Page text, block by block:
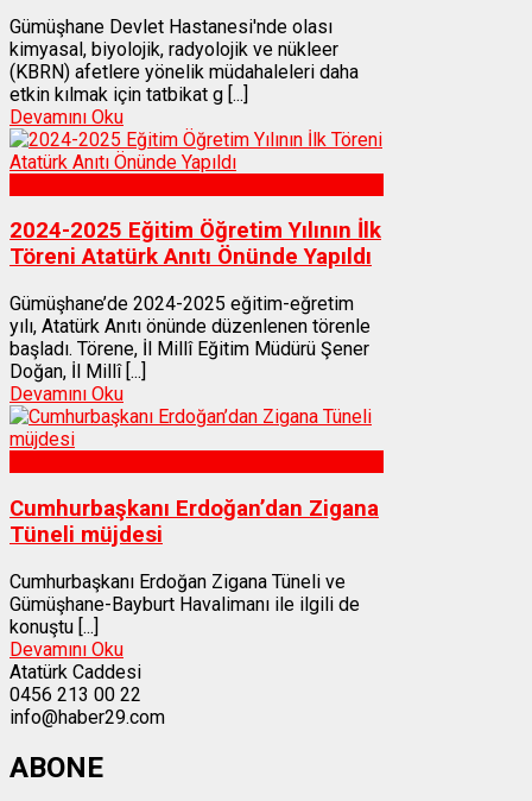
Gümüşhane Devlet Hastanesi'nde olası
kimyasal, biyolojik, radyolojik ve nükleer
(KBRN) afetlere yönelik müdahaleleri daha
etkin kılmak için tatbikat g [...]
Devamını Oku
2024-2025 Eğitim Öğretim Yılının İlk
Töreni Atatürk Anıtı Önünde Yapıldı
Gümüşhane’de 2024-2025 eğitim-eğretim
yılı, Atatürk Anıtı önünde düzenlenen törenle
başladı. Törene, İl Millî Eğitim Müdürü Şener
Doğan, İl Millî [...]
Devamını Oku
Cumhurbaşkanı Erdoğan’dan Zigana
Tüneli müjdesi
Cumhurbaşkanı Erdoğan Zigana Tüneli ve
Gümüşhane-Bayburt Havalimanı ile ilgili de
konuştu [...]
Devamını Oku
Atatürk Caddesi
0456 213 00 22
info@haber29.com
ABONE